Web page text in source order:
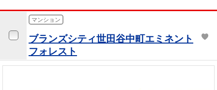
マンション
ブランズシティ世田谷中町エミネント
フォレスト